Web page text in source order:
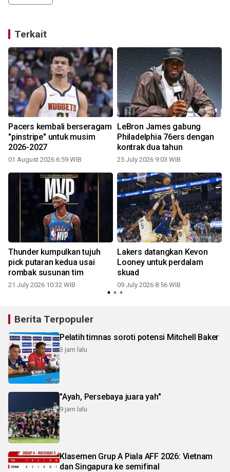
Terkait
Pacers kembali berseragam
"pinstripe" untuk musim
2026-2027
01 August 2026 6:59 WIB
LeBron James gabung
Philadelphia 76ers dengan
kontrak dua tahun
25 July 2026 9:03 WIB
Thunder kumpulkan tujuh
pick putaran kedua usai
rombak susunan tim
21 July 2026 10:32 WIB
Lakers datangkan Kevon
Looney untuk perdalam
skuad
09 July 2026 8:56 WIB
Berita Terpopuler
Pelatih timnas soroti potensi Mitchell Baker
3 jam lalu
"Ayah, Persebaya juara yah"
9 jam lalu
Klasemen Grup A Piala AFF 2026: Vietnam
dan Singapura ke semifinal